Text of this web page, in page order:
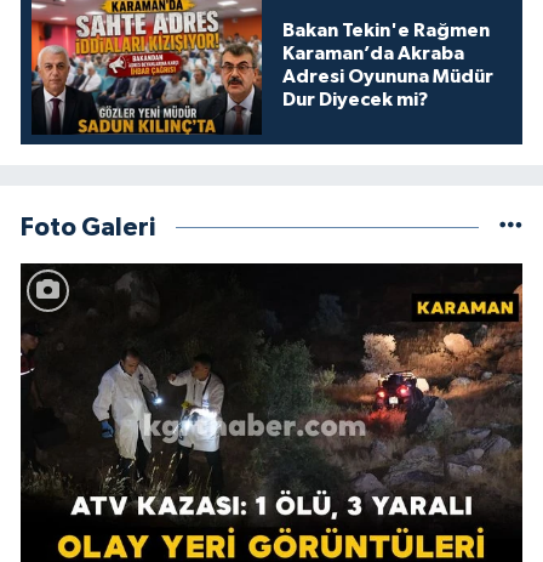
Bakan Tekin'e Rağmen
Karaman’da Akraba
Adresi Oyununa Müdür
Dur Diyecek mi?
Foto Galeri